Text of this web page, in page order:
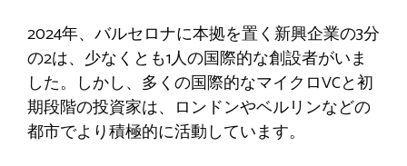
2024年、バルセロナに本拠を置く新興企業の3分
の2は、少なくとも1人の国際的な創設者がいま
した。しかし、多くの国際的なマイクロVCと初
期段階の投資家は、ロンドンやベルリンなどの
都市でより積極的に活動しています。